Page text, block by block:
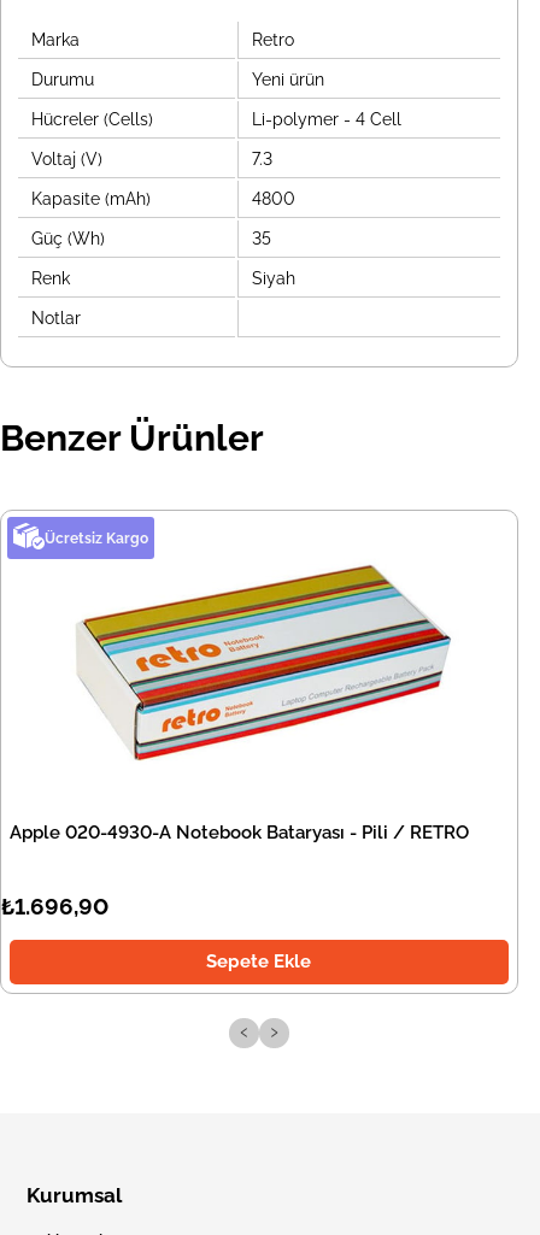
Marka Retro
Durumu Yeni ürün
Hücreler (Cells) Li-polymer - 4 Cell
Voltaj (V) 7.3
Kapasite (mAh) 4800
Güç (Wh) 35
Renk Siyah
Notlar
Benzer Ürünler
Ücretsiz Kargo
Apple 020-4930-A Notebook Bataryası - Pili / RETRO
₺1.696,90
Sepete Ekle
‹ ›
Kurumsal